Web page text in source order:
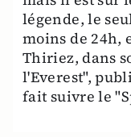
légende, le
moins de 24h,
Thiriez, dans
l'Everest",
fait suivre le